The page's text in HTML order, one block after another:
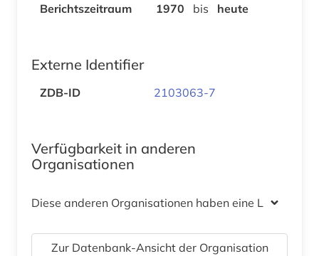
Berichtszeitraum
1970 bis heute
Externe Identifier
ZDB-ID 2103063-7
Verfügbarkeit in anderen
Organisationen
Diese anderen Organisationen haben eine Lizenz
Zur Datenbank-Ansicht der Organisation